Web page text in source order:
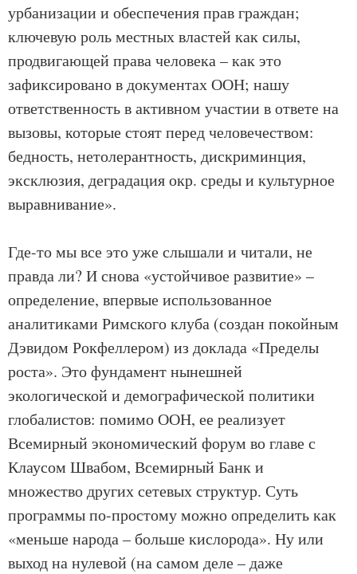
урбанизации и обеспечения прав граждан;
ключевую роль местных властей как силы,
продвигающей права человека – как это
зафиксировано в документах ООН; нашу
ответственность в активном участии в ответе на
вызовы, которые стоят перед человечеством:
бедность, нетолерантность, дискриминция,
эксклюзия, деградация окр. среды и культурное
выравнивание».
Где-то мы все это уже слышали и читали, не
правда ли? И снова «устойчивое развитие» –
определение, впервые использованное
аналитиками Римского клуба (создан покойным
Дэвидом Рокфеллером) из доклада «Пределы
роста». Это фундамент нынешней
экологической и демографической политики
глобалистов: помимо ООН, ее реализует
Всемирный экономический форум во главе с
Клаусом Швабом, Всемирный Банк и
множество других сетевых структур. Суть
программы по-простому можно определить как
«меньше народа – больше кислорода». Ну или
выход на нулевой (на самом деле – даже